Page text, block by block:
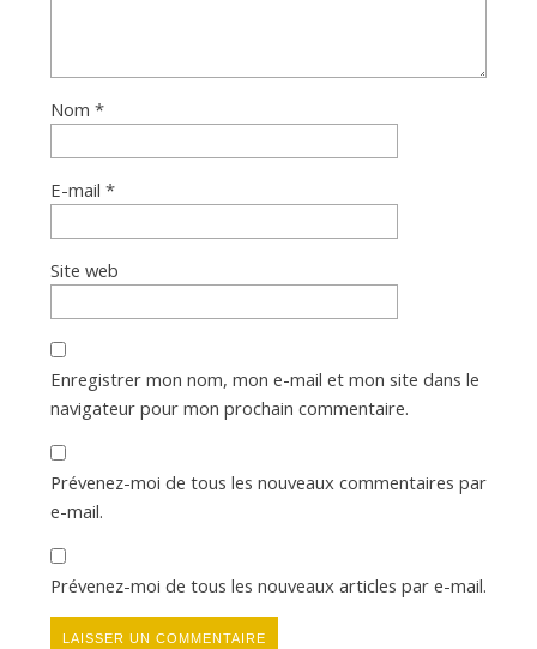
Nom *
E-mail *
Site web
Enregistrer mon nom, mon e-mail et mon site dans le
navigateur pour mon prochain commentaire.
Prévenez-moi de tous les nouveaux commentaires par
e-mail.
Prévenez-moi de tous les nouveaux articles par e-mail.